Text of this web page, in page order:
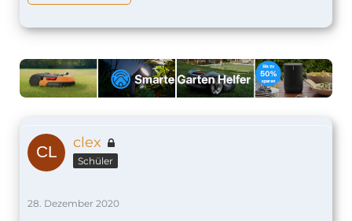
clex
Schüler
28. Dezember 2020